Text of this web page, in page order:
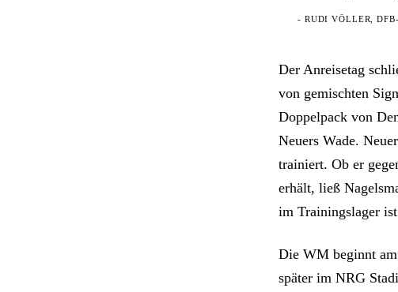
- RUDI VÖLLER,
Der Anreisetag
von gemischten
Doppelpack von
Neuers Wade.
trainiert. Ob er
erhält, ließ
im Trainingslager
Die WM beginnt am
später im NRG